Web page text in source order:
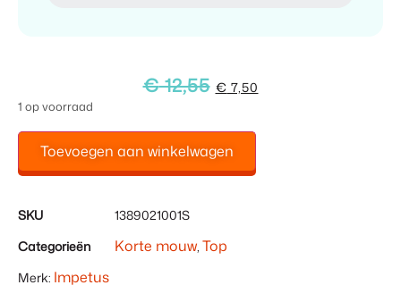
€12,55 € 7,50
1 op voorraad
Toevoegen aan winkelwagen
SKU
1389021001S
Categorieën
Korte mouw Top
Merk: Impetus